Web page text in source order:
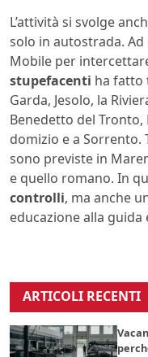
L’attività si svolge
solo in autostrada.
Mobile per
stupefacenti ha fatto
Garda, Jesolo, la
Benedetto del
domizio e a Sorrento.
sono previste in
e quello romano. In
controlli, ma anche
educazione alla
ARTICOLI RECENTI